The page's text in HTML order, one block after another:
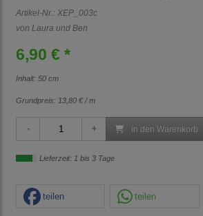
Artikel-Nr.: XEP_003c
von Laura und Ben
6,90 € *
Inhalt: 50 cm
Grundpreis: 13,80 € / m
in den Warenkorb
Lieferzeit: 1 bis 3 Tage
teilen teilen